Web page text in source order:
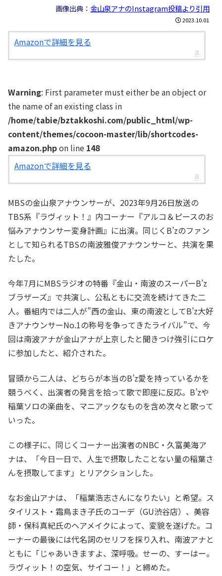
画像出典： 金山泉アナのInstagram投稿より引用
2023.10.01
Amazonで詳細を見る
Warning: First parameter must either be an object or
the name of an existing class in
/home/tabie/bztakkoshi.com/public_html/wp-
content/themes/cocoon-master/lib/shortcodes-
amazon.phpon line 148
Amazonで詳細を見る
MBSの金山泉アナウンサーが、2023年9月26日放送の
TBS系『ラヴィット！』内コーナー『アルコ＆ピースのお
悩みアナウンサー変身計画』に出演。同じくB’zのファン
として知られるTBSの南波雅俊アナウンサーと、共演を果
たした。
今年7月にMBSラジオの特番『金山・南波のスーパーB’z
ブラザーズ』で共演し、公私ともに交流を続けてきた二
人。番組内では二人が”西の金山、東の南波としてB’z大好
きアナウンサーNo.1の称号を争ってきたライバル”で、今
回は南波アナが金山アナが上京したと聞きつけ強引にロケ
に参加したと、紹介された。
冒頭から二人は、どちらが本当のB’z愛を持っているかを
競うべく、出演者の発言を拾って歌で即座に反応。B’zや
稲葉ソロの楽曲を、マニアックなものを含め次々と歌って
いった。
この様子に、同じくコーナー出演者のNBC・久富美海ア
ナは、「今日一日で、人生で摂取したことない量の稲葉さ
んを摂取してます」とリアクションした。
なお金山アナは、「稲葉浩志さんになりたい」と希望。ス
タイリスト・霜鳥まき子氏のコーデ（GU渋谷店）、美容
師・保科真紀氏のヘアメイクによって、変貌を遂げた。コ
ーナーの最後には代名詞のセリフを採り入れ、南波アナと
ともに「じゃあいきますよ、深呼吸。せーの、すーはー。
ラヴィット！の空気、サイコー！」と締めた。